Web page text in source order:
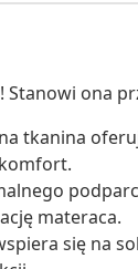
Stanowi ona
tkanina
materaca.
się na